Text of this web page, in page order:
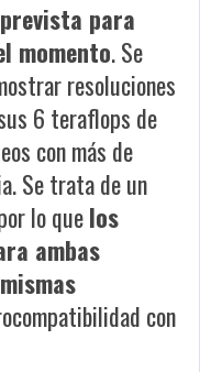
para
momento. Se
resoluciones
6 teraflops de
con más de
Se trata de un
lo quelos
ambas
con